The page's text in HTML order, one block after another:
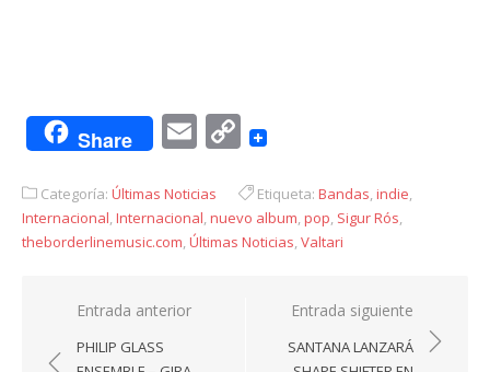
Share EmailCopy
Categoría: Últimas Noticias Etiqueta: Bandas,indie,
Internacional,Internacional,nuevo album,pop, Sigur Rós,
theborderlinemusic.com,Últimas Noticias,Valtari
Navegación
Entrada anterior
PHILIP GLASS
Entrada siguiente
SANTANA LANZARÁ